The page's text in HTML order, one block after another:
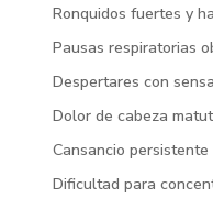
Ronquidos fuertes y
Pausas respiratorias
Despertares con
Dolor de cabeza
Cansancio
Dificultad para